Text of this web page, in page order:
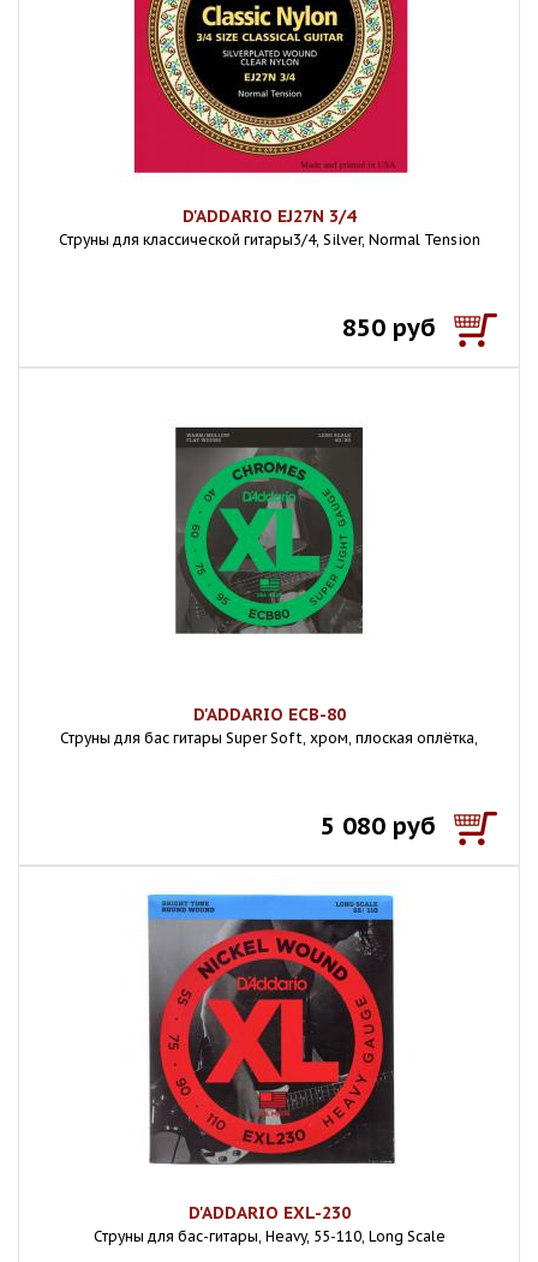
D'ADDARIO EJ27N 3/4
Струны для классической гитары3/4, Silver, Normal Tension
850 руб
D'ADDARIO ECB-80
Струны для бас гитары Super Soft, хром, плоская оплётка,
5 080 руб
D'ADDARIO EXL-230
Струны для бас-гитары, Heavy, 55-110, Long Scale